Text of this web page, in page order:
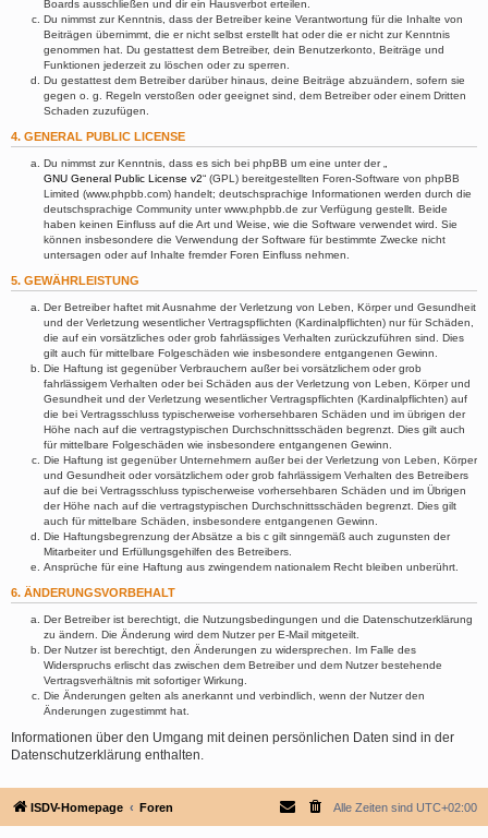
Boards ausschließen und dir ein Hausverbot erteilen.
Du nimmst zur Kenntnis, dass der Betreiber keine Verantwortung für die Inhalte von
Beiträgen übernimmt, die er nicht selbst erstellt hat oder die er nicht zur Kenntnis
genommen hat. Du gestattest dem Betreiber, dein Benutzerkonto, Beiträge und
Funktionen jederzeit zu löschen oder zu sperren.
Du gestattest dem Betreiber darüber hinaus, deine Beiträge abzuändern, sofern sie
gegen o. g. Regeln verstoßen oder geeignet sind, dem Betreiber oder einem Dritten
Schaden zuzufügen.
4. GENERAL PUBLIC LICENSE
Du nimmst zur Kenntnis, dass es sich bei phpBB um eine unter der „
GNU General Public License v2“ (GPL) bereitgestellten Foren-Software von phpBB
Limited (www.phpbb.com) handelt; deutschsprachige Informationen werden durch die
deutschsprachige Community unter www.phpbb.de zur Verfügung gestellt. Beide
haben keinen Einfluss auf die Art und Weise, wie die Software verwendet wird. Sie
können insbesondere die Verwendung der Software für bestimmte Zwecke nicht
untersagen oder auf Inhalte fremder Foren Einfluss nehmen.
5. GEWÄHRLEISTUNG
Der Betreiber haftet mit Ausnahme der Verletzung von Leben, Körper und Gesundheit
und der Verletzung wesentlicher Vertragspflichten (Kardinalpflichten) nur für Schäden,
die auf ein vorsätzliches oder grob fahrlässiges Verhalten zurückzuführen sind. Dies
gilt auch für mittelbare Folgeschäden wie insbesondere entgangenen Gewinn.
Die Haftung ist gegenüber Verbrauchern außer bei vorsätzlichem oder grob
fahrlässigem Verhalten oder bei Schäden aus der Verletzung von Leben, Körper und
Gesundheit und der Verletzung wesentlicher Vertragspflichten (Kardinalpflichten) auf
die bei Vertragsschluss typischerweise vorhersehbaren Schäden und im übrigen der
Höhe nach auf die vertragstypischen Durchschnittsschäden begrenzt. Dies gilt auch
für mittelbare Folgeschäden wie insbesondere entgangenen Gewinn.
Die Haftung ist gegenüber Unternehmern außer bei der Verletzung von Leben, Körper
und Gesundheit oder vorsätzlichem oder grob fahrlässigem Verhalten des Betreibers
auf die bei Vertragsschluss typischerweise vorhersehbaren Schäden und im Übrigen
der Höhe nach auf die vertragstypischen Durchschnittsschäden begrenzt. Dies gilt
auch für mittelbare Schäden, insbesondere entgangenen Gewinn.
Die Haftungsbegrenzung der Absätze a bis c gilt sinngemäß auch zugunsten der
Mitarbeiter und Erfüllungsgehilfen des Betreibers.
Ansprüche für eine Haftung aus zwingendem nationalem Recht bleiben unberührt.
6. ÄNDERUNGSVORBEHALT
Der Betreiber ist berechtigt, die Nutzungsbedingungen und die Datenschutzerklärung
zu ändern. Die Änderung wird dem Nutzer per E-Mail mitgeteilt.
Der Nutzer ist berechtigt, den Änderungen zu widersprechen. Im Falle des
Widerspruchs erlischt das zwischen dem Betreiber und dem Nutzer bestehende
Vertragsverhältnis mit sofortiger Wirkung.
Die Änderungen gelten als anerkannt und verbindlich, wenn der Nutzer den
Änderungen zugestimmt hat.
Informationen über den Umgang mit deinen persönlichen Daten sind in der
Datenschutzerklärung enthalten.
ISDV-Homepage Foren Alle Zeiten sind UTC+02:00